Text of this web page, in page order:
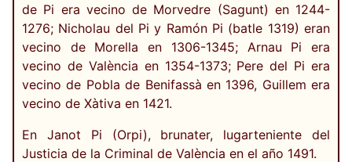
de Pi era vecino de Morvedre (Sagunt) en 1244-
1276; Nicholau del Pi y Ramón Pi (batle 1319) eran
vecino de Morella en 1306-1345; Arnau Pi era
vecino de València en 1354-1373; Pere del Pi era
vecino de Pobla de Benifassà en 1396, Guillem era
vecino de Xàtiva en 1421.
En Janot Pi (Orpi), brunater, lugarteniente del
Justicia de la Criminal de València en el año 1491.